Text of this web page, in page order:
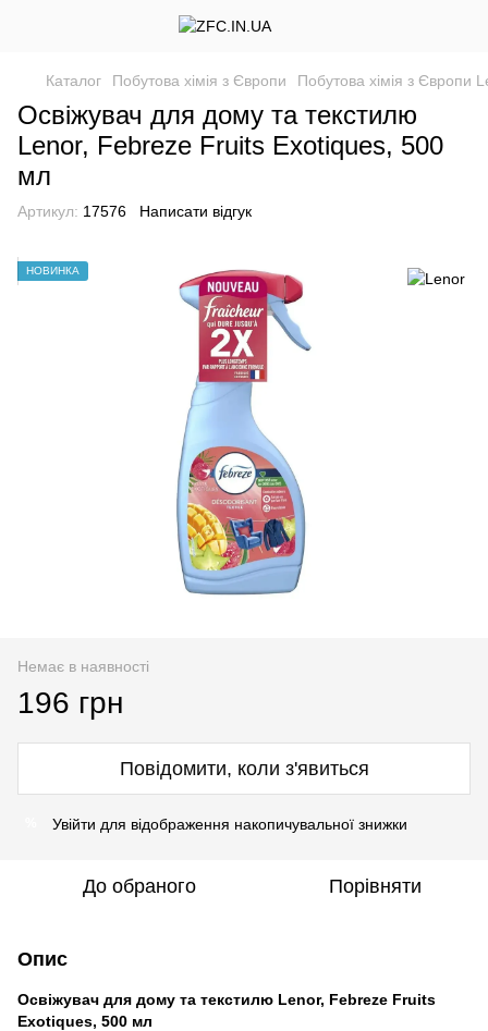
Каталог Побутова хімія з Європи Побутова хімія з Європи
Освіжувач для дому та текстилю
Lenor, Febreze Fruits Exotiques, 500
мл
Артикул: 17576 Написати відгук
НОВИНКА
Немає в наявності
196 грн
Повідомити, коли з'явиться
Увійти для відображення накопичувальної знижки
До обраного Порівняти
Опис
Освіжувач для дому та текстилю Lenor, Febreze Fruits
Exotiques, 500 мл